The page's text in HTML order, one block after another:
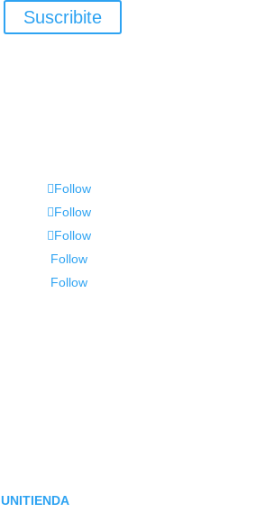
Suscribite
Follow
Follow
Follow
Follow
Follow
UNITIENDA